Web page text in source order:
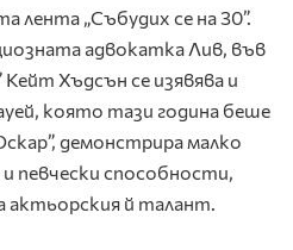
„Събудих се на 30”.
адвокатка Лив, във
Кейт Хъдсън се изявява и
която тази година беше
демонстрира малко
певчески способности,
й талант.